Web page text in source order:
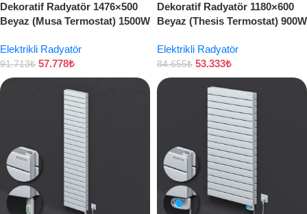
Dekoratif Radyatör 1476×500
Beyaz (Musa Termostat) 1500W
Elektrikli Radyatör
91.713₺ 57.778₺
Dekoratif Radyatör 1180×600
Beyaz (Thesis Termostat) 900W
Elektrikli Radyatör
84.655₺ 53.333₺